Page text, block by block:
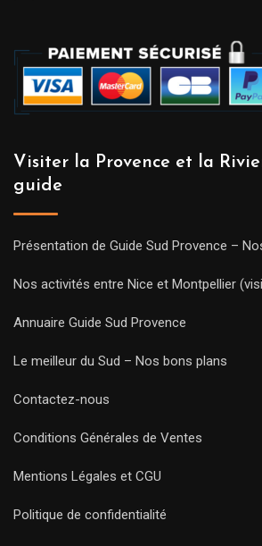
Visiter la Provence et la
guide
Présentation de Guide Sud Provence –
Nos activités entre Nice et Montpellier
Annuaire Guide Sud Provence
Le meilleur du Sud – Nos bons plans
Contactez-nous
Conditions Générales de Ventes
Mentions Légales et CGU
Politique de confidentialité